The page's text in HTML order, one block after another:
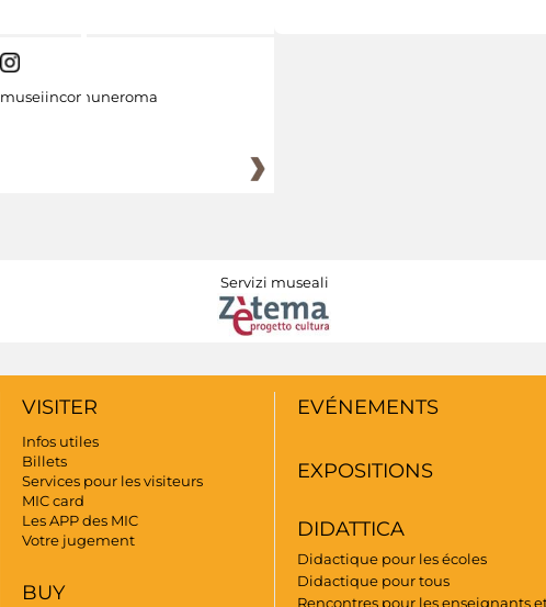
museiincomuneroma
Servizi museali
VISITER
Infos utiles
Billets
Services pour les visiteurs
MIC card
Les APP des MIC
Votre jugement
BUY
EVÉNEMENTS
EXPOSITIONS
DIDATTICA
Didactique pour les écoles
Didactique pour tous
Rencontres pour les enseignants